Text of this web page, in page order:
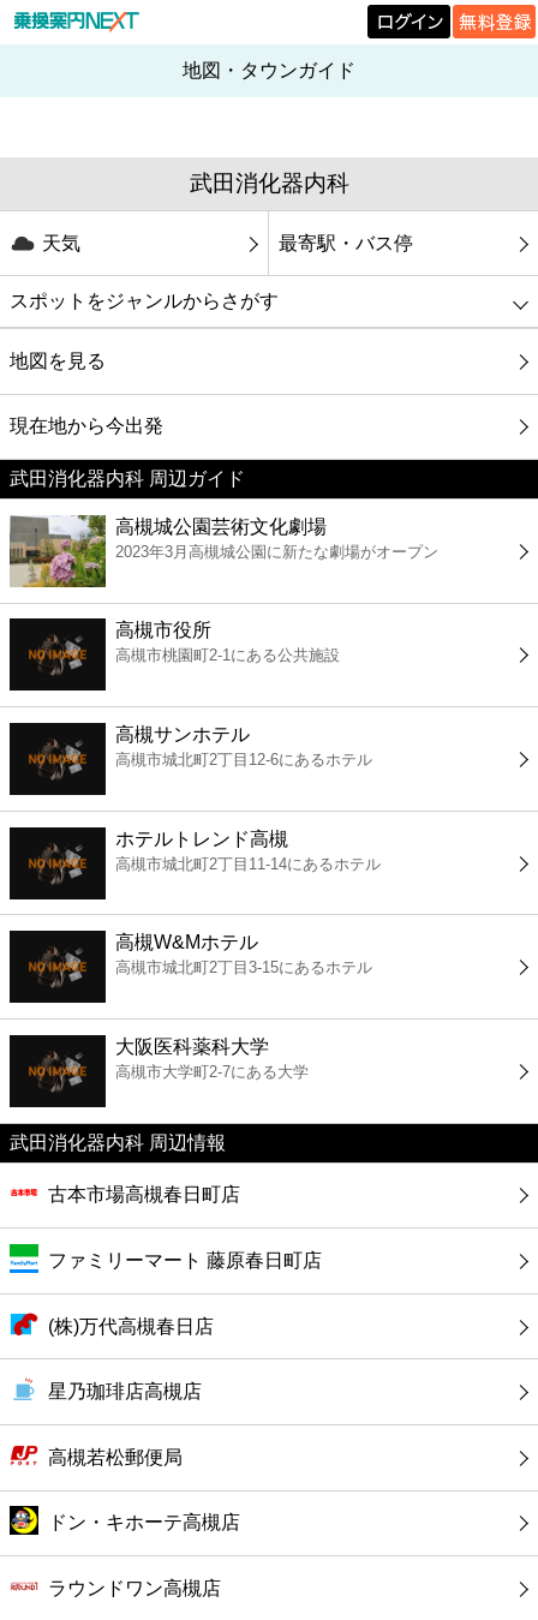
地図・タウンガイド
武田消化器内科
天気 最寄駅・バス停
スポットをジャンルからさがす
グルメ
映画
美容
コンビニ
薬局
スーパー
エンタメ
レジャー
書店
ファミレス
ファーストフード
カフェ
ショッピング
公共
病院
地図を見る
現在地から今出発
武田消化器内科 周辺ガイド
高槻城公園芸術文化劇場
2023年3月高槻城公園に新たな劇場がオープン
高槻市役所
高槻市桃園町2-1にある公共施設
高槻サンホテル
高槻市城北町2丁目12-6にあるホテル
ホテルトレンド高槻
高槻市城北町2丁目11-14にあるホテル
高槻W&Mホテル
高槻市城北町2丁目3-15にあるホテル
大阪医科薬科大学
高槻市大学町2-7にある大学
武田消化器内科 周辺情報
古本市場高槻春日町店
ファミリーマート 藤原春日町店
(株)万代高槻春日店
星乃珈琲店高槻店
高槻若松郵便局
ドン・キホーテ高槻店
ラウンドワン高槻店